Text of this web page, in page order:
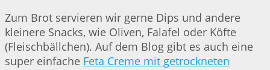
Zum Brot servieren wir gerne Dips und andere
kleinere Snacks, wie Oliven, Falafel oder Köfte
(Fleischbällchen). Auf dem Blog gibt es auch eine
super einfache Feta Creme mit getrockneten